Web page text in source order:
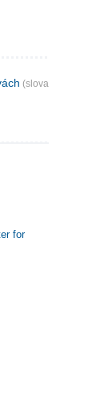
(slovakisk)
for